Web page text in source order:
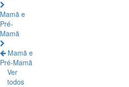
Mamã e
Pré-
Mamã
Mamã e
Pré-Mamã
Ver
todos